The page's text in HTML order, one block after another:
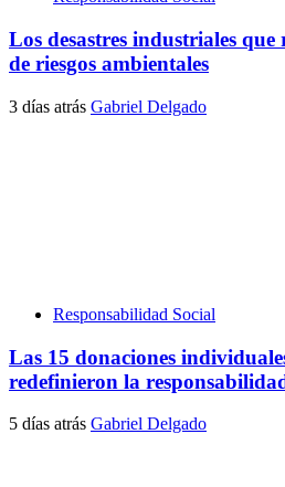
Los desastres industriales
de riesgos ambientales
3 días atrás Gabriel Delgado
Responsabilidad Social
Las 15 donaciones
redefinieron la
5 días atrás Gabriel Delgado